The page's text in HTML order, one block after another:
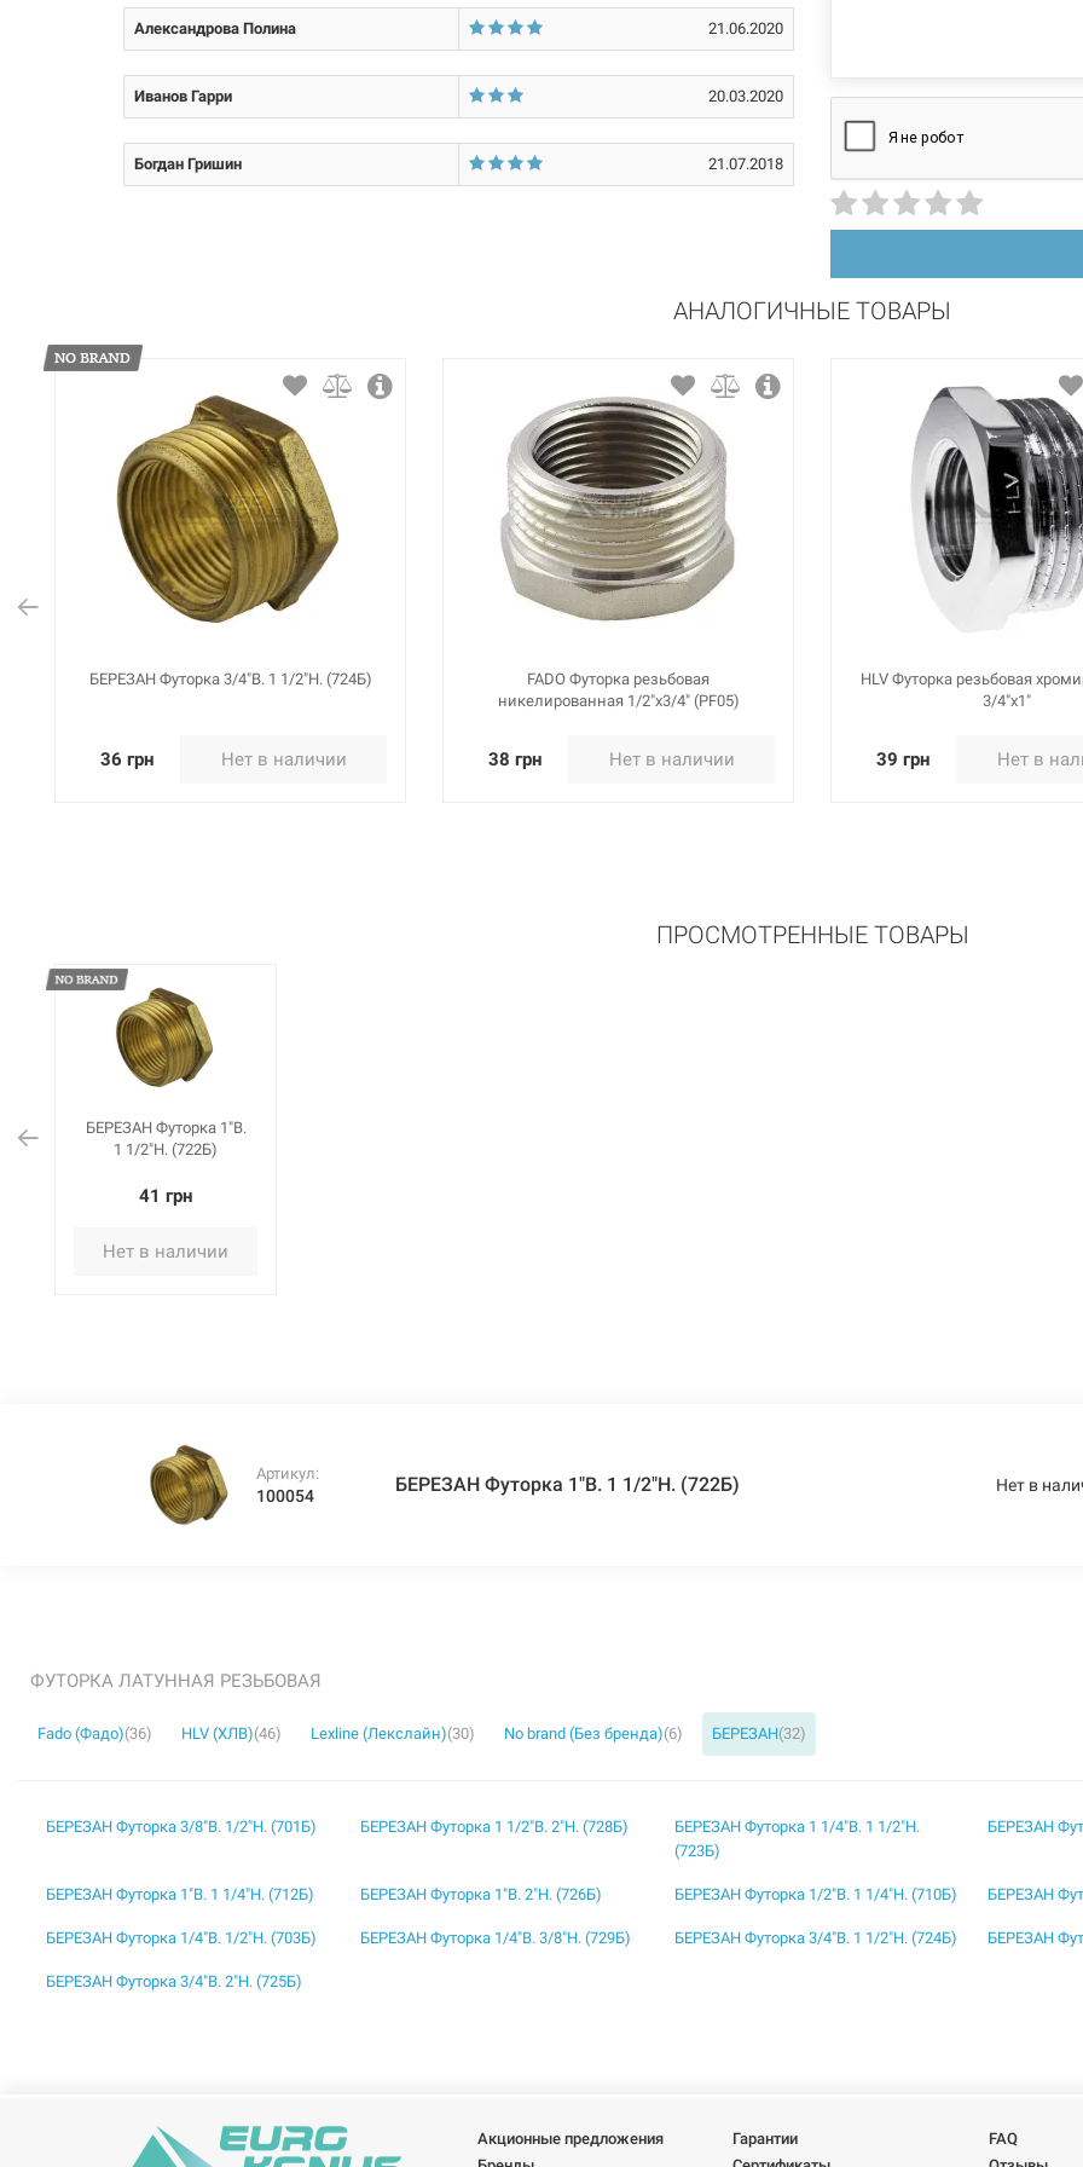
100679 БЕРЕЗАН Футорка 3/4"В. 1 1/2"Н. (724Б)
Артикул: БЕРЕЗАН Футорка 3/4"В. 2"Н. (725Б) Нет в
Нет в
Артикул:
100667 БЕРЕЗАН Футорка 1"В. 2"Н. (726Б) Нет в
Артикул:
100680 БЕРЕЗАН Футорка 1 1/4"В. 1 1/2"Н. (723Б) Нет в
100671 БЕРЕЗАН Футорка 1 1/4"В. 2"Н. (727Б) Нет в
Александрова Полина 21.06.2020
Иванов Гарри 20.03.2020
Богдан Гришин 21.07.2018
АНАЛОГИЧНЫЕ ТОВАРЫ
БЕРЕЗАН Футорка 3/4"В. 1 1/2"Н. (724Б)
36 грн Нет в наличии
FADO Футорка резьбовая
никелированная 1/2"x3/4" (PF05)
38 грн Нет в наличии
HLV Футорка резьбовая
3/4"х1"
39 грн Нет в
ПРОСМОТРЕННЫЕ ТОВАРЫ
БЕРЕЗАН Футорка 1"В.
1 1/2"Н. (722Б)
41 грн
Нет в наличии
Артикул:
100054 БЕРЕЗАН Футорка 1"В. 1 1/2"Н. (722Б) Нет в
ФУТОРКА ЛАТУННАЯ РЕЗЬБОВАЯ
Fado (Фадо)(36) HLV (ХЛВ)(46) Lexline (Лекслайн)(30) No brand (Без бренда)(6) БЕРЕЗАН(32)
БЕРЕЗАН Футорка 3/8"В. 1/2"Н. (701Б) БЕРЕЗАН Футорка 1 1/2"В. 2"Н. (728Б)
БЕРЕЗАН Футорка 1 1/4"В. 1 1/2"Н.
(723Б)
БЕРЕЗАН
БЕРЕЗАН Футорка 1"В. 1 1/4"Н. (712Б) БЕРЕЗАН Футорка 1"В. 2"Н. (726Б) БЕРЕЗАН Футорка 1/2"В. 1 1/4"Н. (710Б) БЕРЕЗАН
БЕРЕЗАН Футорка 1/4"В. 1/2"Н. (703Б) БЕРЕЗАН Футорка 1/4"В. 3/8"Н. (729Б) БЕРЕЗАН Футорка 3/4"В. 1 1/2"Н. (724Б) БЕРЕЗАН
БЕРЕЗАН Футорка 3/4"В. 2"Н. (725Б)
Акционные предложения Гарантии FAQ